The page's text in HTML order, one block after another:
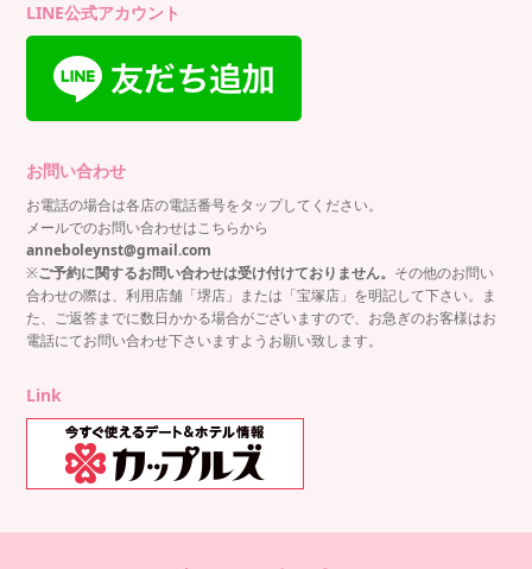
LINE公式アカウント
お問い合わせ
お電話の場合は各店の電話番号をタップしてください。
メールでのお問い合わせはこちらから
anneboleynst@gmail.com
※ご予約に関するお問い合わせは受け付けておりません。 その他のお問い
合わせの際は、利用店舗「堺店」または「宝塚店」を明記して下さい。ま
た、ご返答までに数日かかる場合がございますので、お急ぎのお客様はお
電話にてお問い合わせ下さいますようお願い致します。
Link